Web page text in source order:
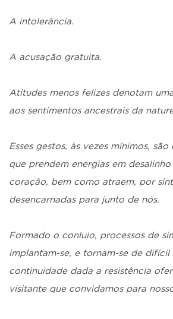
A intolerância.
A acusação gratuita.
Atitudes menos felizes denotam
aos sentimentos ancestrais da
Esses gestos, às vezes mínimos,
que prendem energias em
coração, bem como atraem, por
desencarnadas para junto de nós.
Formado o conluio, processos de
implantam-se, e tornam-se de difícil
continuidade dada a resistência
visitante que convidamos para